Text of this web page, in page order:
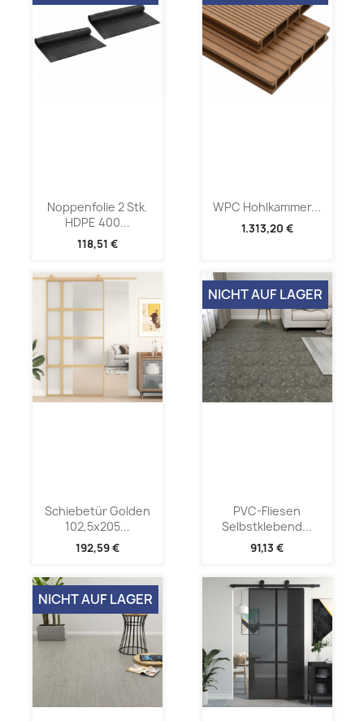
Noppenfolie 2 Stk.
HDPE 400...
118,51 €
WPC Hohlkammer...
1.313,20 €
Schiebetür Golden
102,5x205...
192,59 €
PVC-Fliesen
Selbstklebend...
91,13 €
NICHT AUF LAGER
NICHT AUF LAGER